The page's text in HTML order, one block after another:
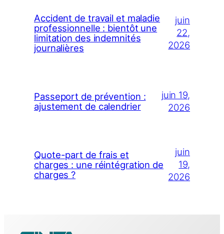
Accident de travail et maladie
professionnelle : bientôt une
limitation des indemnités
journalières
juin
22,
2026
Passeport de prévention :
ajustement de calendrier
juin 19,
2026
Quote-part de frais et
charges : une réintégration de
charges ?
juin
19,
2026